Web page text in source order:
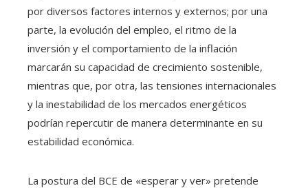
por diversos factores internos y externos; por una
parte, la evolución del empleo, el ritmo de la
inversión y el comportamiento de la inflación
marcarán su capacidad de crecimiento sostenible,
mientras que, por otra, las tensiones internacionales
y la inestabilidad de los mercados energéticos
podrían repercutir de manera determinante en su
estabilidad económica.
La postura del BCE de «esperar y ver» pretende